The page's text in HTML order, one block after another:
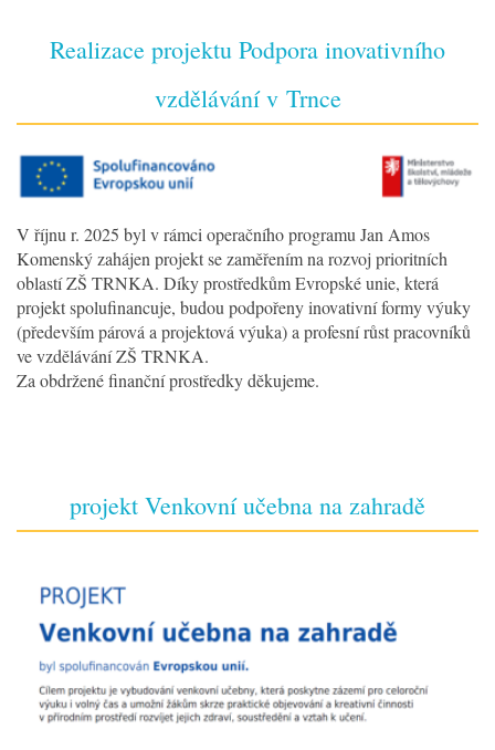
Realizace projektu Podpora inovativního
vzdělávání v Trnce
V říjnu r. 2025 byl v rámci operačního programu Jan Amos
Komenský zahájen projekt se zaměřením na rozvoj prioritních
oblastí ZŠ TRNKA. Díky prostředkům Evropské unie, která
projekt spolufinancuje, budou podpořeny inovativní formy výuky
(především párová a projektová výuka) a profesní růst pracovníků
ve vzdělávání ZŠ TRNKA.
Za obdržené finanční prostředky děkujeme.
projekt Venkovní učebna na zahradě